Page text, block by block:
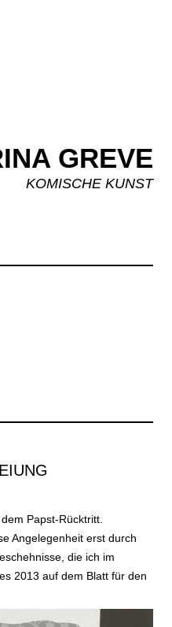
GREVE
KOMISCHE KUNST
Papst-Rücktritt.
Angelegenheit erst durch
die ich im
2013 auf dem Blatt für den